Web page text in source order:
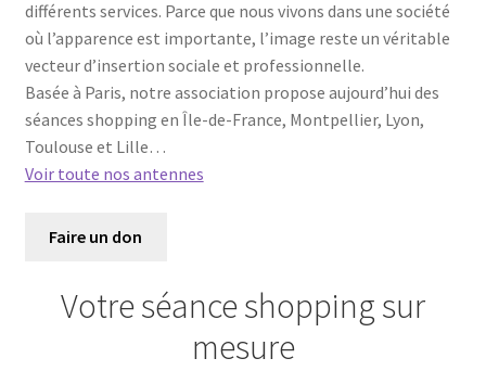
différents services. Parce que nous vivons dans une société
où l’apparence est importante, l’image reste un véritable
vecteur d’insertion sociale et professionnelle.
Basée à Paris, notre association propose aujourd’hui des
séances shopping en Île-de-France, Montpellier, Lyon,
Toulouse et Lille…
Voir toute nos antennes
Faire un don
Votre séance shopping sur
mesure